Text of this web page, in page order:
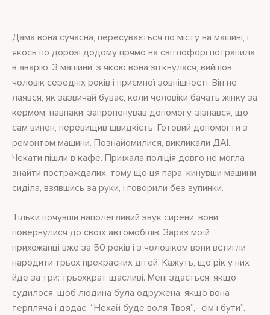
Дама вона сучасна, пересувається по місту на машині, і
якось по дорозі додому прямо на світлофорі потрапила
в аварію. З машини, з якою вона зіткнулася, вийшов
чоловік середніх років і приємної зовнішності. Він не
лаявся, як зазвичай буває, коли чоловіки бачать жінку за
кермом, навпаки, запропонував допомогу, зізнався, що
сам винен, перевищив швидкість. Готовий допомогти з
ремонтом машини. Познайомилися, викликали ДАІ.
Чекати пішли в кафе. Приїхала поліція довго не могла
знайти постраждалих, тому що ця пара, кинувши машини,
сиділа, взявшись за руки, і говорили без зупинки.
Тільки почувши наполегливий звук сирени, вони
повернулися до своїх автомобілів. Зараз моїй
прихожанці вже за 50 років і з чоловіком вони встигли
народити трьох прекрасних дітей. Кажуть, що рік у них
йде за три: трьохкрат щасливі. Мені здається, якщо
судилося, щоб людина була одружена, якщо вона
терпляча і додає: “Нехай буде воля Твоя”,- сім’ї бути”.